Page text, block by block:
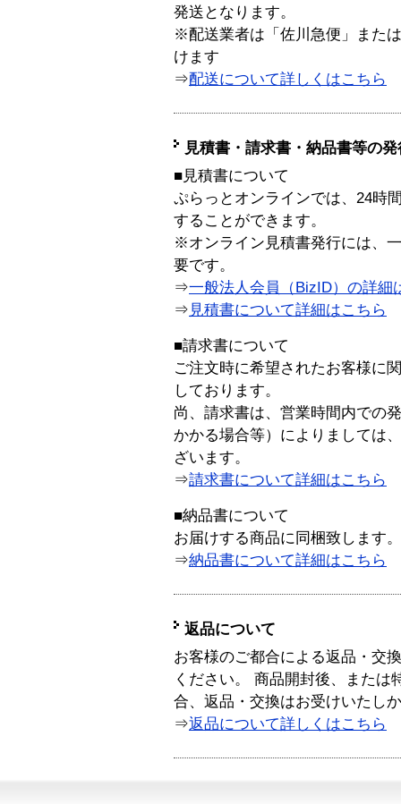
発送となります。
※配送業者は「佐川急便」また
けます
⇒配送について詳しくはこちら
見積書・請求書・納品書等の
■見積書について
ぷらっとオンラインでは、24時
することができます。
※オンライン見積書発行には、
要です。
⇒一般法人会員（BizID）の詳細
⇒ 見積書について詳細はこちら
■請求書について
ご注文時に希望されたお客様に
しております。
尚、請求書は、営業時間内での
かかる場合等）によりましては
ざいます。
⇒請求書について詳細はこちら
■納品書について
お届けする商品に同梱致します。
⇒納品書について詳細はこちら
返品について
お客様のご都合による返品・交
ください。 商品開封後、または
合、返品・交換はお受けいたし
⇒返品について詳しくはこちら